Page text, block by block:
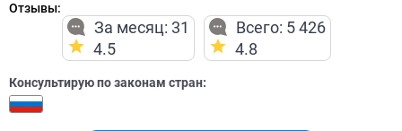
Отзывы:
За месяц: 31
4.5
Всего: 5 426
4.8
Консультирую по законам стран: